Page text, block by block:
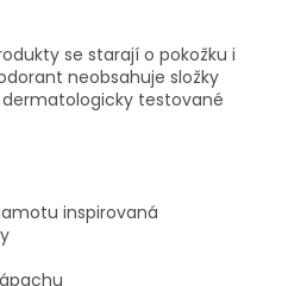
se starají o pokožku i
neobsahuje složky
testované
inspirovaná